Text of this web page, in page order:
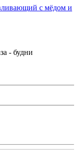
с мёдом и
- будни